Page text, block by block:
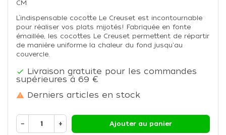
CM
L’indispensable cocotte Le Creuset est incontournable
pour réaliser vos plats mijotés! Fabriquée en fonte
émaillée, les cocottes Le Creuset permettent de répartir
de manière uniforme la chaleur du fond jusqu'au
couvercle.
 Livraison gratuite pour les commandes
supérieures à 69 €
 Derniers articles en stock
− + Ajouter au panier